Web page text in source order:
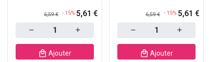
6,59 € - 15% 5,61 €
Ajouter
6,59 € - 15% 5,61 €
Ajouter